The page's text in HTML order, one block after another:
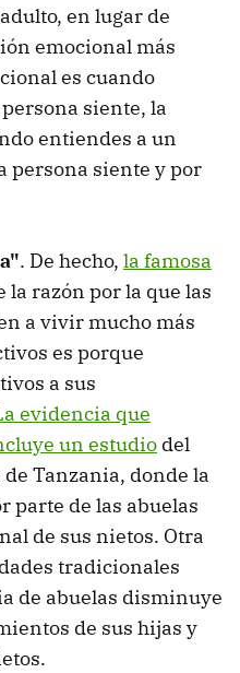
en lugar de
emocional más
es cuando
siente, la
entiendes a un
persona siente y por
. De hecho, la famosa
la razón por la que las
a vivir mucho más
es porque
a sus
evidencia que
un estudio del
Tanzania, donde la
parte de las abuelas
de sus nietos. Otra
tradicionales
de abuelas disminuye
de sus hijas y